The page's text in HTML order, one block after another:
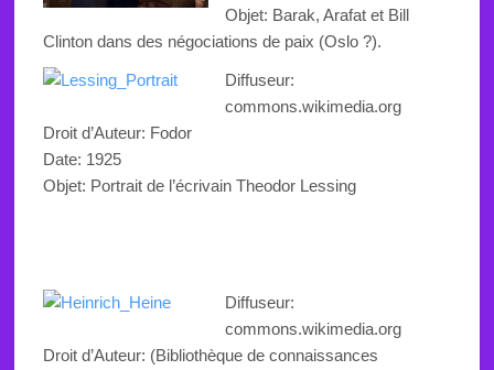
Objet: Barak, Arafat et Bill
Clinton dans des négociations de paix (Oslo ?).
Diffuseur:
commons.wikimedia.org
Droit d’Auteur: Fodor
Date: 1925
Objet: Portrait de l’écrivain Theodor Lessing
Diffuseur:
commons.wikimedia.org
Droit d’Auteur: (Bibliothèque de connaissances